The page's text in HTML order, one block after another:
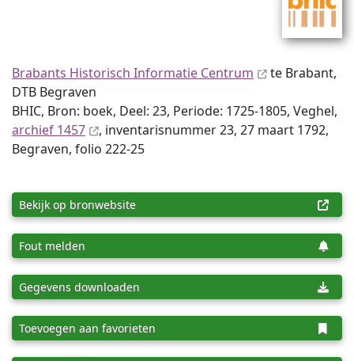
Brabants Historisch Informatie Centrum
te Brabant,
DTB Begraven
BHIC, Bron: boek, Deel: 23, Periode: 1725-1805, Veghel,
archief 1457
, inventaris­num­mer 23, 27 maart 1792,
Begraven, folio 222-25
Bekijk op bronwebsite
Fout melden
Gegevens downloaden
Toevoegen aan favorieten